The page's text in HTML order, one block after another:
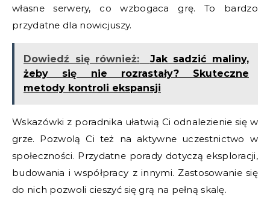
własne serwery, co wzbogaca grę. To bardzo
przydatne dla nowicjuszy.
Dowiedź się również:
Jak sadzić maliny,
żeby się nie rozrastały? Skuteczne
metody kontroli ekspansji
Wskazówki z poradnika ułatwią Ci odnalezienie się w
grze. Pozwolą Ci też na aktywne uczestnictwo w
społeczności. Przydatne porady dotyczą eksploracji,
budowania i współpracy z innymi. Zastosowanie się
do nich pozwoli cieszyć się grą na pełną skalę.